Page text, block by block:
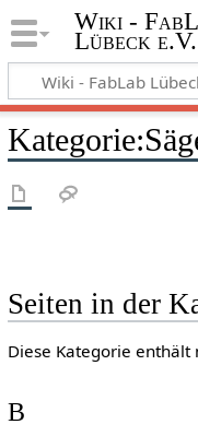
Wiki -
Lübeck e.V.
Seiten in der
Diese Kategorie enthält
B